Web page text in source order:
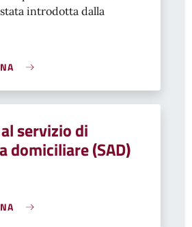
introdotta dalla
servizio di
domiciliare (SAD)